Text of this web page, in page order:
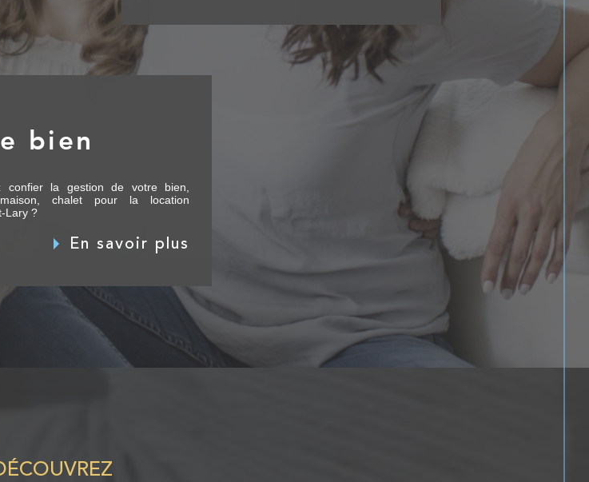
bien
confier la gestion de votre bien,
maison, chalet pour la location
Lary ?
En savoir plus
DÉCOUVREZ